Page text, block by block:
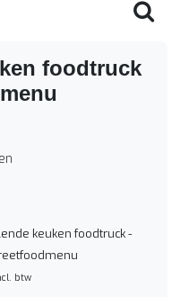
foodtruck
keuken foodtruck -
btw